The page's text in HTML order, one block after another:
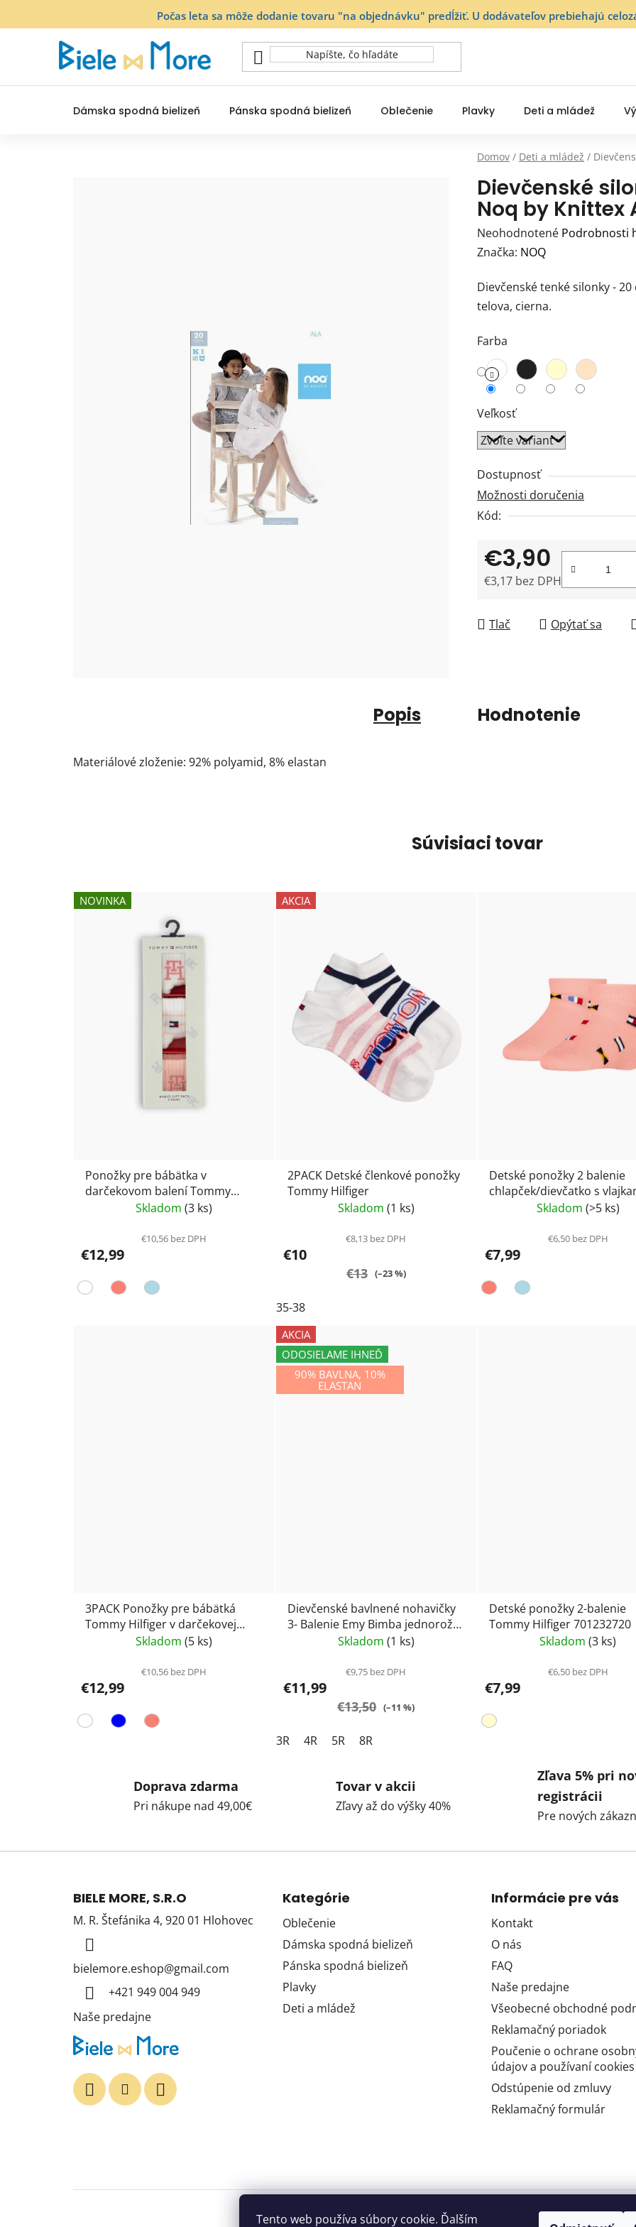
Tento web používa súbory cookie. Ďalším
Počas leta sa môže dodanie tovaru "na objednávku" predĺžiť. U dodávateľov prebiehajú
Dámska spodná bielizeň Pánska spodná bielizeň Oblečenie Plavky Deti a mládež
Domov / Deti a mládež /
Dievčenské
Noq by Knittex
Priemerné
hodnotenie
je
0,0
5
hviezdičiek.
Neohodnotené Podrobnosti
Značka: NOQ
Dievčenské tenké silonky -
telova, cierna.
Farba
Veľkosť
Dostupnosť
Možnosti doručenia
Kód:
€3,90
€3,17 bez DPH
Tlač Opýtať sa
Popis Hodnotenie
Materiálové zloženie: 92% polyamid, 8% elastan
Súvisiaci tovar
NOVINKA
Ponožky pre bábätka v
darčekovom balení Tommy
Hilfiger Kids 701232851
Skladom(3 ks)
€10,56 bez DPH
€12,99
AKCIA
2PACK Detské členkové ponožky
Tommy Hilfiger
Skladom (1 ks)
€8,13 bez DPH
€10
€13 (–23 %)
35-38
Detské ponožky 2 balenie
chlapček/dievčatko s
Tommy hilfiger kids
Skladom (>5 ks)
€6,50 bez DPH
€7,99
3PACK Ponožky pre bábätká
Tommy Hilfiger v darčekovej
krabičke 701232722
Skladom(5 ks)
€10,56 bez DPH
€12,99
AKCIA
ODOSIELAME IHNEĎ
90% BAVLNA, 10%
ELASTAN
Dievčenské bavlnené nohavičky
3- Balenie Emy Bimba jednorožec
; dúha B2860Skladom (1 ks)
€9,75 bez DPH
€11,99
€13,50 (–11 %)
3R 4R 5R 8R
Detské ponožky 2-balenie
Tommy Hilfiger 701232720
Skladom(3 ks)
€6,50 bez DPH
€7,99
Doprava zdarma
Pri nákupe nad 49,00€
Tovar v akcii
Zľavy až do výšky 40%
Zľava 5% pri
registrácii
Pre nových
BIELE MORE, S.R.O
M. R. Štefánika 4, 920 01 Hlohovec
bielemore.eshop@gmail.com
+421 949 004 949
Naše predajne
Kategórie
Oblečenie
Dámska spodná bielizeň
Pánska spodná bielizeň
Plavky
Deti a mládež
Informácie pre vás
Kontakt
O nás
FAQ
Naše predajne
Všeobecné obchodné
Reklamačný poriadok
Poučenie o ochrane
údajov a používaní cookies
Odstúpenie od zmluvy
Reklamačný formulár